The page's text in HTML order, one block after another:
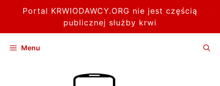
Portal KRWIODAWCY.ORG nie jest częścią
publicznej służby krwi
Menu